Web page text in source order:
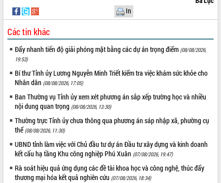
Đắk Lắk công bố Quy hoạch và xúc
Ngành cá ngừ Đắk Lắk chủ động thích
ứng để giữ vững thị trường xuất khẩu
Diễn đàn Kinh tế tư nhân Việt Nam đột
phá cơ chế - Hợp tác công tư
Đề án 06 tạo bước ngoặt đột phá trong
Kết nối tour, đẩy mạnh chuyển đổi số
để phát triển du lịch Đắk Lắk
Khởi động Dự án Đầu tư xây dựng hạ
tầng kỹ thuật Cụm công nghiệp Tân
Tiến
Gặp mặt các cơ quan báo chí nhân Kỷ
niệm 101 năm Ngày Báo chí Cách
mạng Việt Nam
In
Các tin khác
Đẩy nhanh tiến độ giải phóng mặt bằng các dự án trọng điểm (08/08/2026,
19:53)
Bí thư Tỉnh ủy Lương Nguyễn Minh Triết kiểm tra việc khám sức khỏe cho
Nhân dân (08/08/2026, 17:05)
Ban Thường vụ Tỉnh ủy xem xét phương án sắp xếp trường học và nhiều
nội dung quan trọng (08/08/2026, 13:30)
Thường trực Tỉnh ủy chưa thông qua phương án sáp nhập xã, phường cụ
thể (08/08/2026, 11:30)
UBND tỉnh làm việc với Chủ đầu tư dự án Đầu tư xây dựng và kinh doanh
kết cấu hạ tầng Khu công nghiệp Phú Xuân (07/08/2026, 19:47)
Rà soát hiệu quả ứng dụng các đề tài khoa học và công nghệ, thúc đẩy
thương mại hóa kết quả nghiên cứu (07/08/2026, 18:34)